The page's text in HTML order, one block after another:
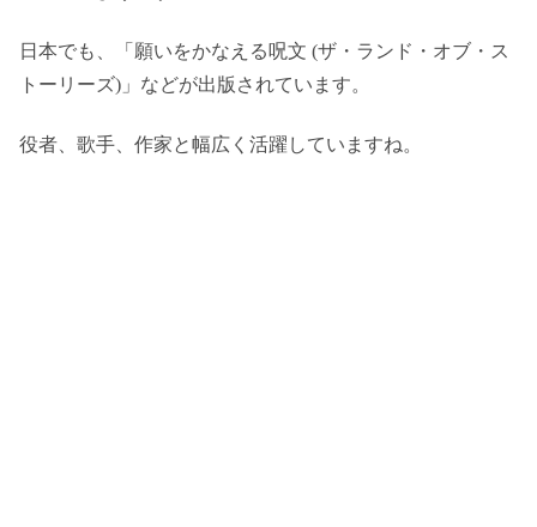
日本でも、「願いをかなえる呪文 (ザ・ランド・オブ・ス
トーリーズ)」などが出版されています。
役者、歌手、作家と幅広く活躍していますね。